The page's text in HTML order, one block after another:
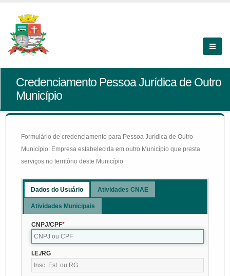
Credenciamento Pessoa Jurídica de Outro
Município
Formulário de credenciamento para Pessoa Jurídica de Outro
Município: Empresa estabelecida em outro Município que presta
serviços no território deste Município
Dados do Usuário Atividades CNAE
Atividades Municipais
CNPJ/CPF
I.E./RG